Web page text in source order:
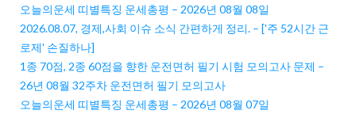
오늘의운세 띠별특징 운세총평 – 2026년 08월 08일
2026.08.07, 경제,사회 이슈 소식 간편하게 정리. – ['주 52시간 근
로제' 손질하나]
1종 70점, 2종 60점을 향한 운전면허 필기 시험 모의고사 문제 –
26년 08월 32주차 운전면허 필기 모의고사
오늘의운세 띠별특징 운세총평 – 2026년 08월 07일